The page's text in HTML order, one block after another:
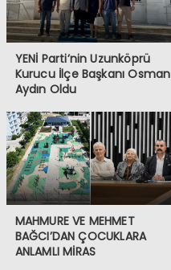
YENİ Parti’nin Uzunköprü
Kurucu İlçe Başkanı Osman
Aydın Oldu
MAHMURE VE MEHMET
BAĞCI’DAN ÇOCUKLARA
ANLAMLI MİRAS